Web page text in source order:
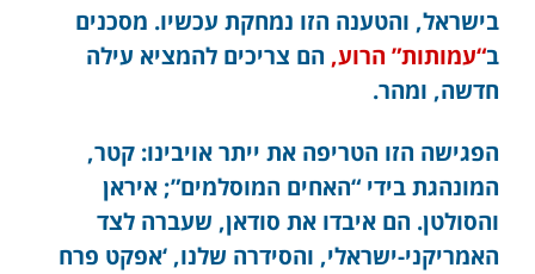
בישראל, והטענה הזו נמחקת עכשיו. מסכנים
ב“עמותות” הרוע, הם צריכים להמציא עילה
חדשה, ומהר.
הפגישה הזו הטריפה את ייתר אויבינו: קטר,
המונהגת בידי “האחים המוסלמים”; איראן
והסולטן. הם איבדו את סודאן, שעברה לצד
האמריקני-ישראלי, והסידרה שלנו, ‘אפקט פרח